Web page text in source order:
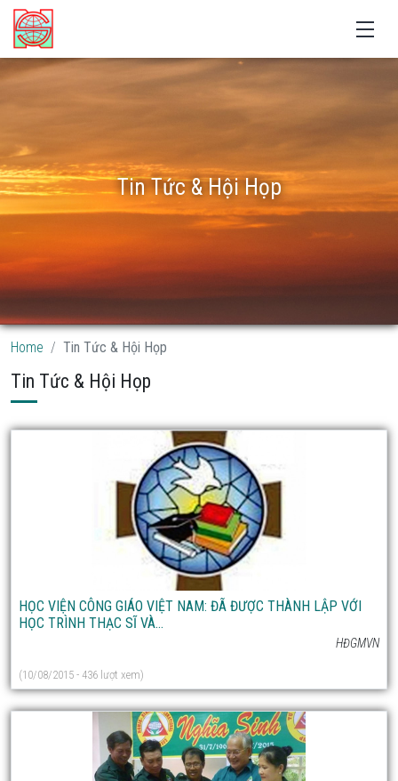
Tin Tức & Hội Họp
Home Tin Tức & Hội Họp
Tin Tức & Hội Họp
HỌC VIỆN CÔNG GIÁO VIỆT NAM: ĐÃ ĐƯỢC THÀNH LẬP VỚI
HỌC TRÌNH THẠC SĨ VÀ...
HĐGMVN
(10/08/2015 - 436 lượt xem)